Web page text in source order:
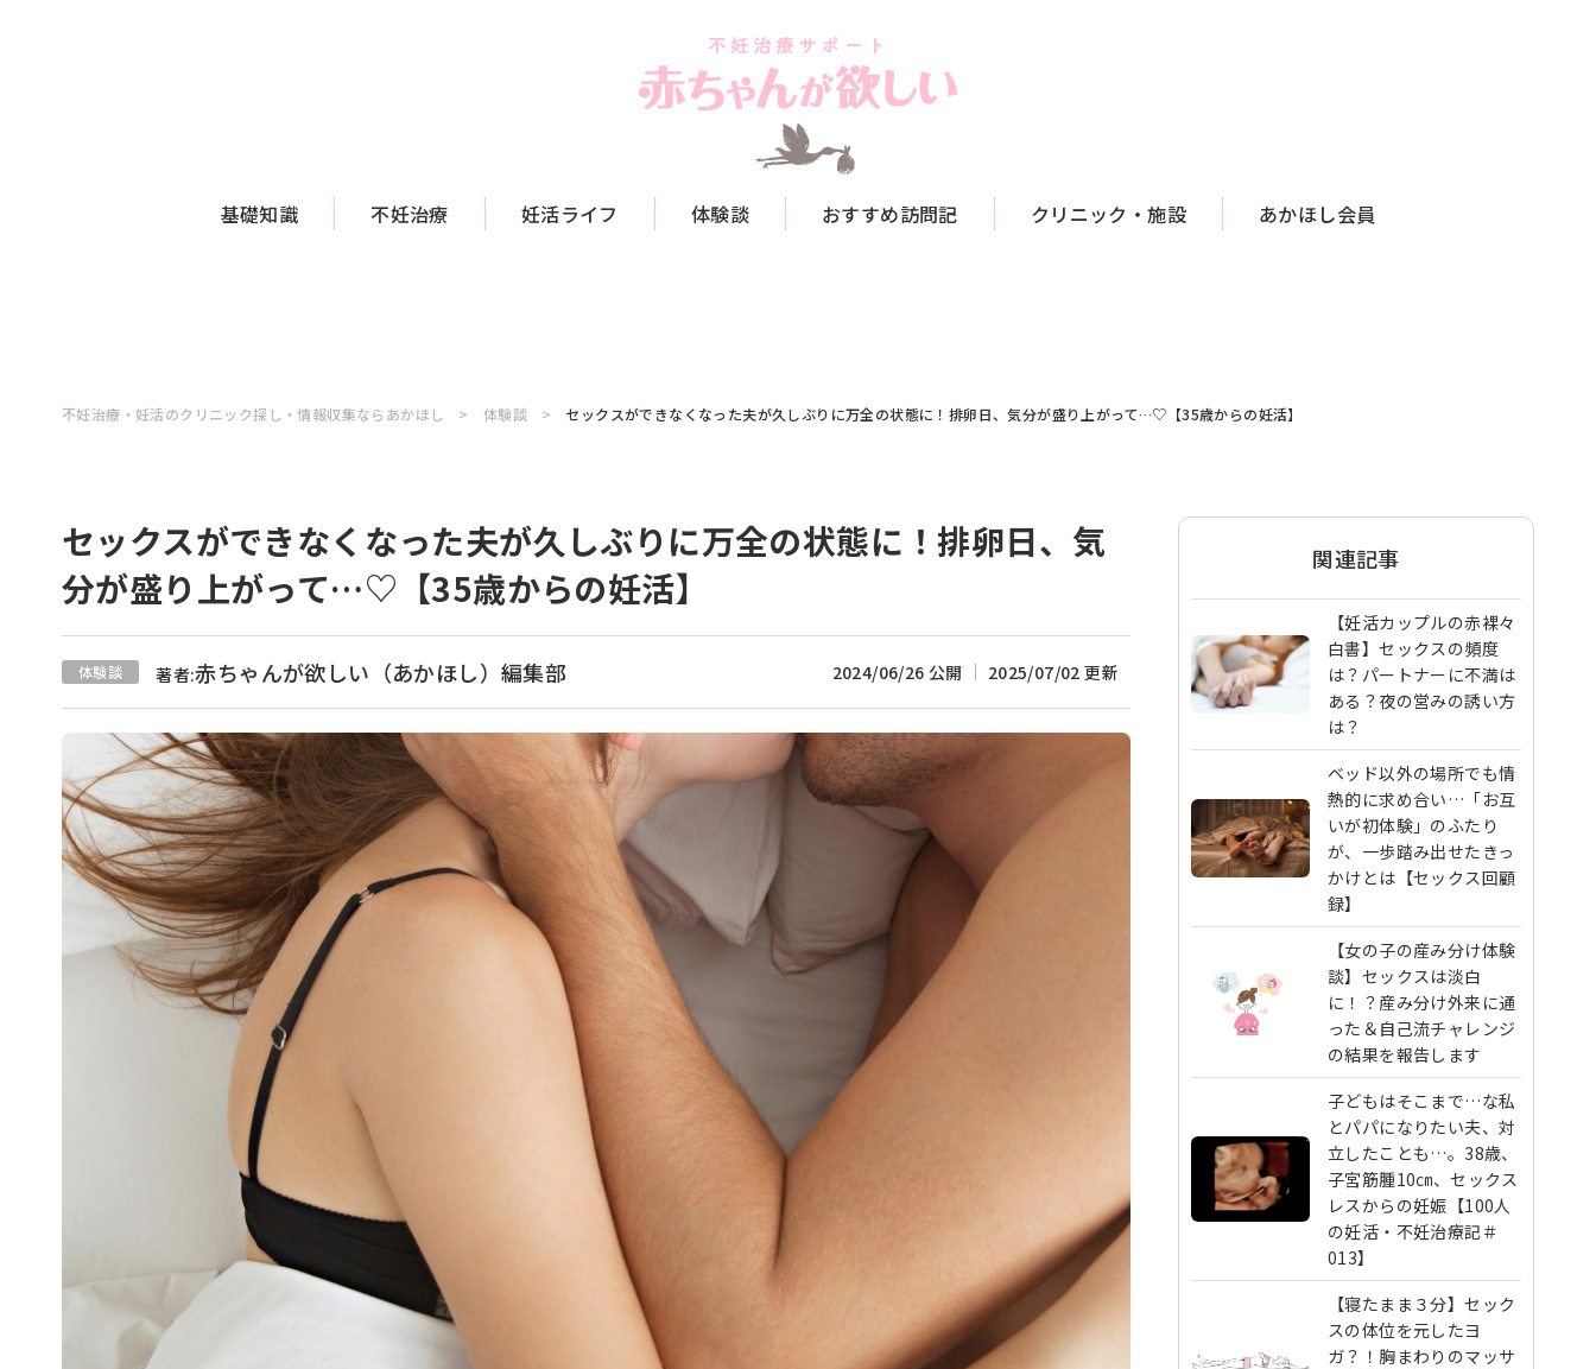
基礎知識 不妊治療 妊活ライフ 体験談 おすすめ訪問記 クリニック・施設 あかほし会員
不妊治療・妊活のクリニック探し・情報収集ならあかほし 体験談 セックスができなくなった夫が久しぶりに万全の状態に！排卵日、気分が盛り上がって…♡【35歳からの妊活】
セックスができなくなった夫が久しぶりに万全の状態に！排卵日、気
分が盛り上がって…♡【35歳からの妊活】
体験談 著者:赤ちゃんが欲しい（あかほし）編集部 2024/06/26 公開 2025/07/02 更新
関連記事
【妊活カップルの赤裸々
白書】セックスの頻度
は？パートナーに不満は
ある？夜の営みの誘い方
は？
ベッド以外の場所でも情
熱的に求め合い…「お互
いが初体験」のふたり
が、一歩踏み出せたきっ
かけとは【セックス回顧
録】
【女の子の産み分け体験
談】セックスは淡白
に！？産み分け外来に通
った＆自己流チャレンジ
の結果を報告します
子どもはそこまで…な私
とパパになりたい夫、対
立したことも…。38歳、
子宮筋腫10㎝、セックス
レスからの妊娠【100人
の妊活・不妊治療記＃
013】
【寝たまま３分】セック
スの体位を元したヨ
ガ？！胸まわりのマッサ